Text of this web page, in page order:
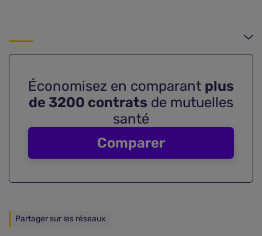
Économisez en comparant plus
de 3200 contrats de mutuelles
santé
Comparer
Partager sur les réseaux